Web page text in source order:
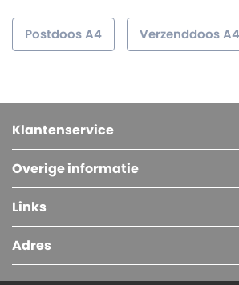
Postdoos A4 Verzenddoos A4
Klantenservice
Overige informatie
Links
Adres